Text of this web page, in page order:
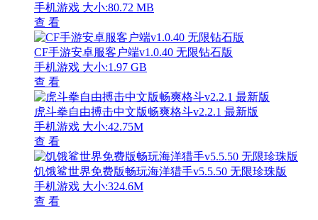
手机游戏 大小:80.72 MB
查 看
CF手游安卓服客户端v1.0.40 无限钻石版
手机游戏 大小:1.97 GB
查 看
虎斗拳自由搏击中文版畅爽格斗v2.2.1 最新版
手机游戏 大小:42.75M
查 看
饥饿鲨世界免费版畅玩海洋猎手v5.5.50 无限珍珠版
手机游戏 大小:324.6M
查 看